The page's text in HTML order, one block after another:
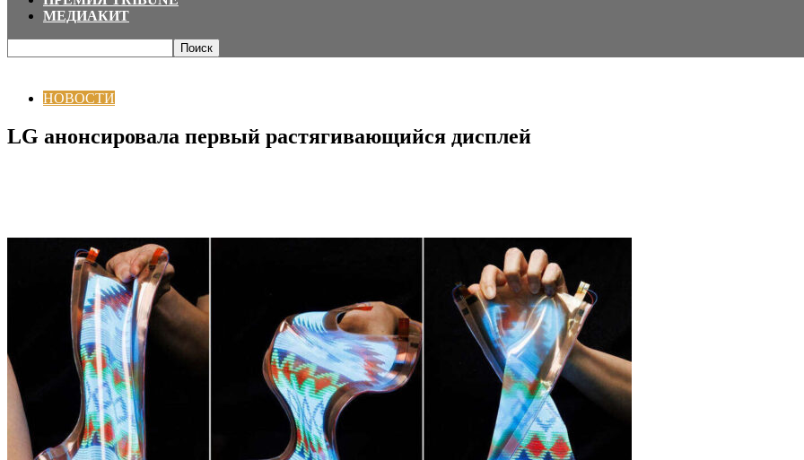
МЕДИАКИТ
НОВОСТИ
LG анонсировала первый растягивающийся дисплей